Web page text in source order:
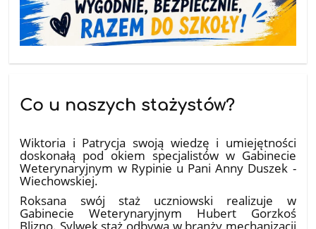
Co u naszych stażystów?
Wiktoria i Patrycja swoją wiedzę i umiejętności
doskonałą pod okiem specjalistów w Gabinecie
Weterynaryjnym w Rypinie u Pani Anny Duszek -
Wiechowskiej.
Roksana swój staż uczniowski realizuje w
Gabinecie Weterynaryjnym Hubert Gorzkoś